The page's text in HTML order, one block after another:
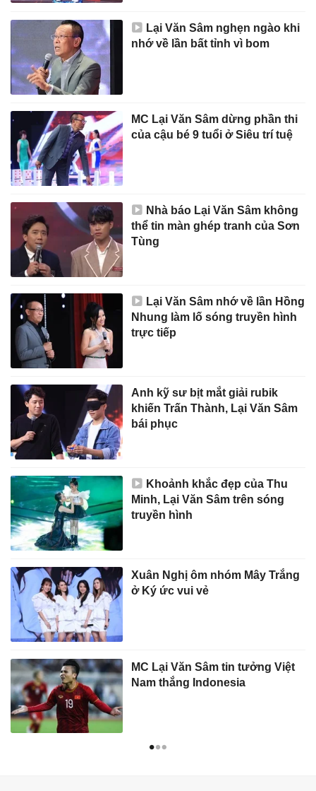
Lại Văn Sâm nghẹn ngào khi
nhớ về lần bất tỉnh vì bom
MC Lại Văn Sâm dừng phần thi
của cậu bé 9 tuổi ở Siêu trí tuệ
Nhà báo Lại Văn Sâm không
thể tin màn ghép tranh của Sơn
Tùng
Lại Văn Sâm nhớ về lần Hồng
Nhung làm lố sóng truyền hình
trực tiếp
Anh kỹ sư bịt mắt giải rubik
khiến Trấn Thành, Lại Văn Sâm
bái phục
Khoảnh khắc đẹp của Thu
Minh, Lại Văn Sâm trên sóng
truyền hình
Xuân Nghị ôm nhóm Mây Trắng
ở Ký ức vui vẻ
MC Lại Văn Sâm tin tưởng Việt
Nam thắng Indonesia